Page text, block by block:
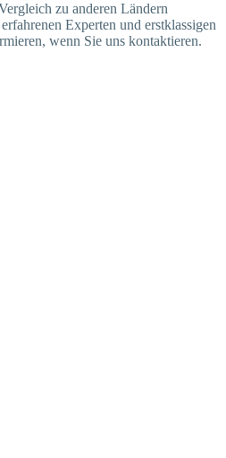
zu anderen Ländern
Experten und erstklassigen
wenn Sie uns kontaktieren.